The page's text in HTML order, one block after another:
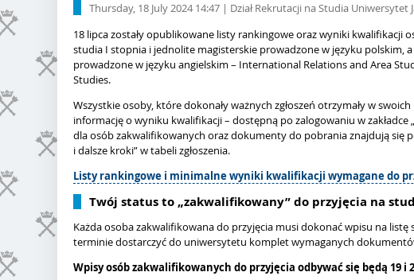
Thursday, 18 July 2024 14:47 | Dział Rekrutacji na Studia Uniwersytet
18 lipca zostały opublikowane listy rankingowe oraz wyniki kwalifikacji
studia I stopnia i jednolite magisterskie prowadzone w języku polskim,
prowadzone w języku angielskim – International Relations and Area
Studies.
Wszystkie osoby, które dokonały ważnych zgłoszeń otrzymały w
informację o wyniku kwalifikacji – dostępną po zalogowaniu w zakładce
dla osób zakwalifikowanych oraz dokumenty do pobrania znajdują się
i dalsze kroki” w tabeli zgłoszenia.
Listy rankingowe i minimalne wyniki kwalifikacji wymagane do
Twój status to „zakwalifikowany” do przyjęcia na
Każda osoba zakwalifikowana do przyjęcia musi dokonać wpisu na
terminie dostarczyć do uniwersytetu komplet wymaganych
Wpisy osób zakwalifikowanych do przyjęcia odbywać się będą 19 i